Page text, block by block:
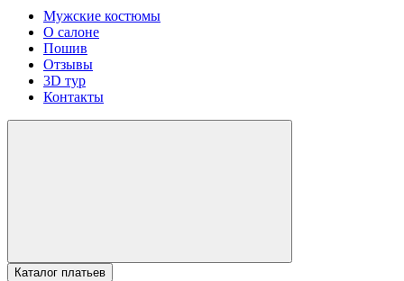
Мужские костюмы
О салоне
Пошив
Отзывы
3D тур
Контакты
Каталог платьев